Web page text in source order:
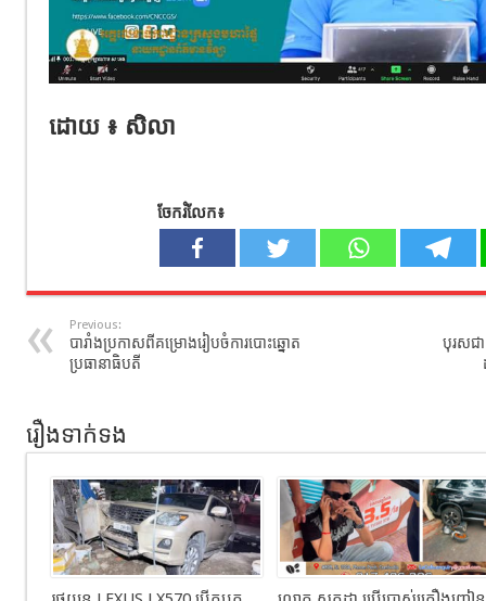
ដោយ ៖ សិលា
ចែករំលែក៖
Previous:
បារាំងប្រកាសពីគម្រោងរៀបចំការបោះឆ្នោត
ប្រធានាធិបតី
បុរសជ
រឿងទាក់ទង